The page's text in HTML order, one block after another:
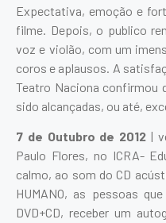
Expectativa, emoção e
filme. Depois, o publico
voz e violão, com um
coros e aplausos. A
Teatro Naciona confirmou
sido alcançadas, ou até,
7 de Outubro de 2012 |
Paulo Flores, no ICRA-
calmo, ao som do CD
HUMANO, as pessoas
DVD+CD, receber um